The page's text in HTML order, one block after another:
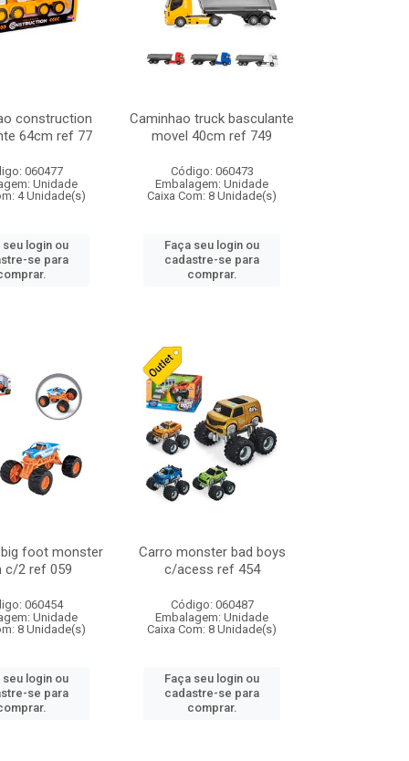
construction
64cm ref 77
060477
Unidade
4 Unidade(s)
seu login ou
se para
Caminhao truck basculante
movel 40cm ref 749
Código: 060473
Embalagem: Unidade
Caixa Com: 8 Unidade(s)
Faça seu login ou
cadastre-se para
comprar.
foot monster
c/2 ref 059
060454
Unidade
8 Unidade(s)
seu login ou
se para
Carro monster bad boys
c/acess ref 454
Código: 060487
Embalagem: Unidade
Caixa Com: 8 Unidade(s)
Faça seu login ou
cadastre-se para
comprar.